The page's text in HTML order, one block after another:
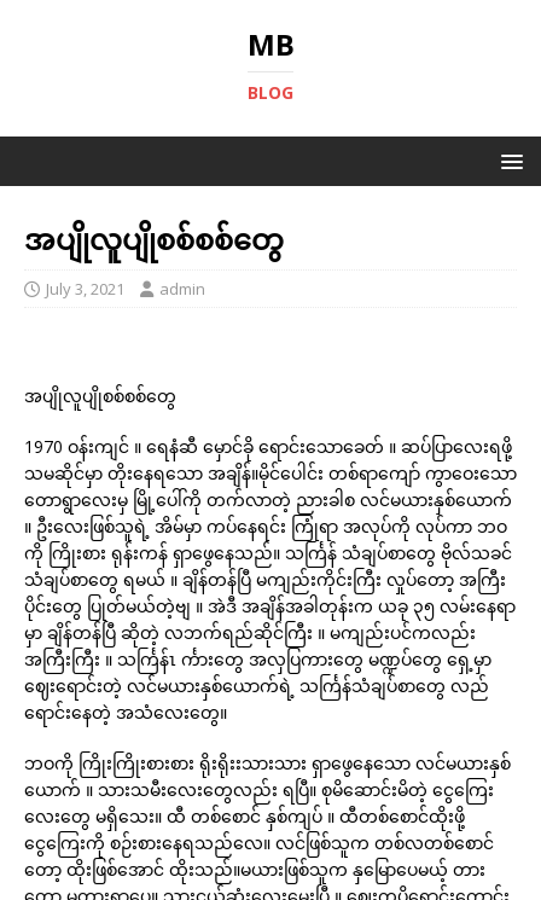
MB
BLOG
အပျိုလူပျိုစစ်စစ်တွေ
July 3, 2021 admin
အပျိုလူပျိုစစ်စစ်တွေ
1970 ဝန်းကျင် ။ ရေနံဆီ မှောင်ခို ရောင်းသောခေတ် ။ ဆပ်ပြာလေးရဖို့
သမဆိုင်မှာ တိုးနေရသော အချိန်။မိုင်ပေါင်း တစ်ရာကျော် ကွာဝေးသော
တောရွာလေးမှ မြို့ပေါ်ကို တက်လာတဲ့ ညားခါစ လင်မယားနှစ်ယောက်
။ ဦးလေးဖြစ်သူရဲ့ အိမ်မှာ ကပ်နေရင်း ကြုံရာ အလုပ်ကို လုပ်ကာ ဘဝ
ကို ကြိုးစား ရုန်းကန် ရှာဖွေနေသည်။ သင်္ကြန် သံချပ်စာတွေ ဗိုလ်သခင်
သံချပ်စာတွေ ရမယ် ။ ချိန်တန်ပြီ မကျည်းကိုင်းကြီး လှုပ်တော့ အကြီး
ပိုင်းတွေ ပြုတ်မယ်တဲ့ဗျ ။ အဲဒီ အချိန်အခါတုန်းက ယခု ၃၅ လမ်းနေရာ
မှာ ချိန်တန်ပြီ ဆိုတဲ့ လဘက်ရည်ဆိုင်ကြီး ။ မကျည်းပင်ကလည်း
အကြီးကြီး ။ သင်္ကြန်ၤ င်္ကားတွေ အလှပြကားတွေ မဏ္ဍပ်တွေ ရှေ့မှာ
ဈေးရောင်းတဲ့ လင်မယားနှစ်ယောက်ရဲ့ သင်္ကြန်သံချပ်စာတွေ လည်
ရောင်းနေတဲ့ အသံလေးတွေ။
ဘဝကို ကြိုးကြိုးစားစား ရိုးရိုးးသားသား ရှာဖွေနေသော လင်မယားနှစ်
ယောက် ။ သားသမီးလေးတွေလည်း ရပြီ။ စုမိဆောင်းမိတဲ့ ငွေကြေး
လေးတွေ မရှိသေး။ ထီ တစ်စောင် နှစ်ကျပ် ။ ထီတစ်စောင်ထိုးဖို့
ငွေကြေးကို စဉ်းစားနေရသည်လေ။ လင်ဖြစ်သူက တစ်လတစ်စောင်
တော့ ထိုးဖြစ်အောင် ထိုးသည်။မယားဖြစ်သူက နှမြောပေမယ့် တား